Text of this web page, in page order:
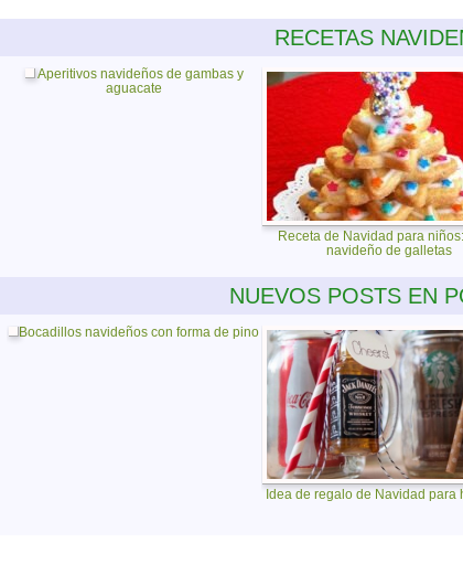
RECETAS
Aperitivos navideños de gambas y
aguacate
Receta de Navidad para
navideño de galletas
NUEVOS POSTS EN
Bocadillos navideños con forma de pino
Idea de regalo de Navidad para